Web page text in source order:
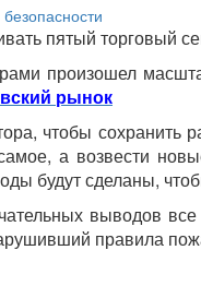
пятый торговый
произошел
рынок
чтобы
а возвести
будут сделаны,
выводов
правила